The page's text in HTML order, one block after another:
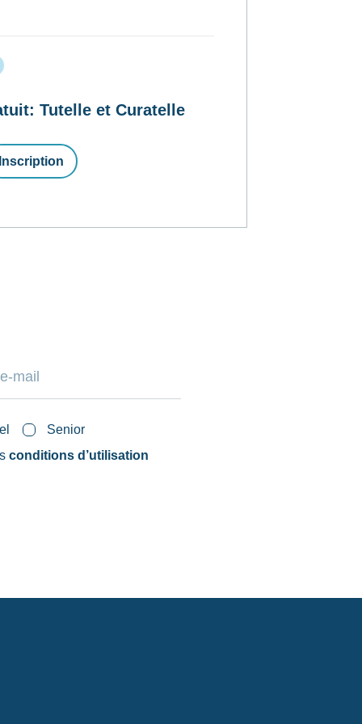
Tutelle et Curatelle
Inscription
Senior
conditions d’utilisation